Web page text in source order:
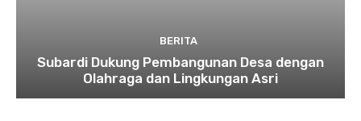
BERITA
Subardi Dukung Pembangunan Desa dengan
Olahraga dan Lingkungan Asri